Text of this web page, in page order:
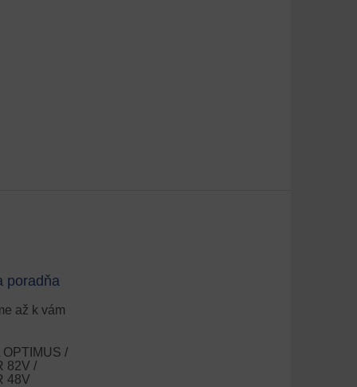
poradňa
až k vám
/
82V /
48V